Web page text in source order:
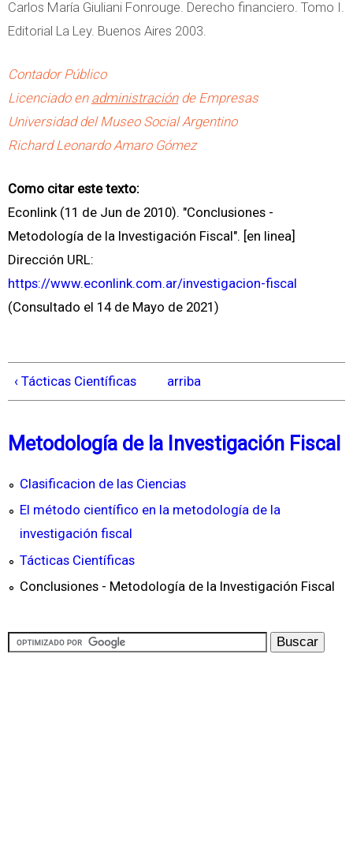
Carlos María Giuliani Fonrouge. Derecho financiero. Tomo I.
Editorial La Ley. Buenos Aires 2003.
Contador Público
Licenciado en administraciónde Empresas
Universidad del Museo Social Argentino
Richard Leonardo Amaro Gómez
Como citar este texto:
Econlink (11 de Jun de 2010). "Conclusiones -
Metodología de la Investigación Fiscal". [en linea]
Dirección URL:
https://www.econlink.com.ar/investigacion-fiscal
(Consultado el 14 de Mayo de 2021)
‹ Tácticas Científicas arriba
Metodología de la Investigación Fiscal
Clasificacion de las Ciencias
El método científico en la metodología de la
investigación fiscal
Tácticas Científicas
Conclusiones - Metodología de la Investigación Fiscal